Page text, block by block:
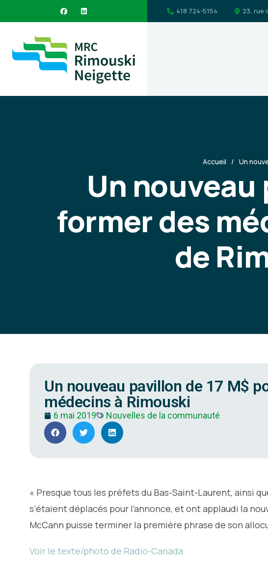
418 724-5154 23, rue
Accueil Un
Un nouveau
former des
de
Un nouveau pavillon de 17 M$
médecins à Rimouski
6 mai 2019 Nouvelles de la communauté
« Presque tous les préfets du Bas-Saint-Laurent, ainsi
s’étaient déplacés pour l’annonce, et ont applaudi la
McCann puisse terminer la première phrase de son
Voir le texte/photo de Radio-Canada